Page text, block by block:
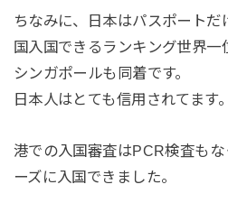
ちなみに、日本はパスポート
国入国できるランキング世界一
シンガポールも同着です。
日本人はとても信用されてます。
港での入国審査はPCR検査も
ーズに入国できました。